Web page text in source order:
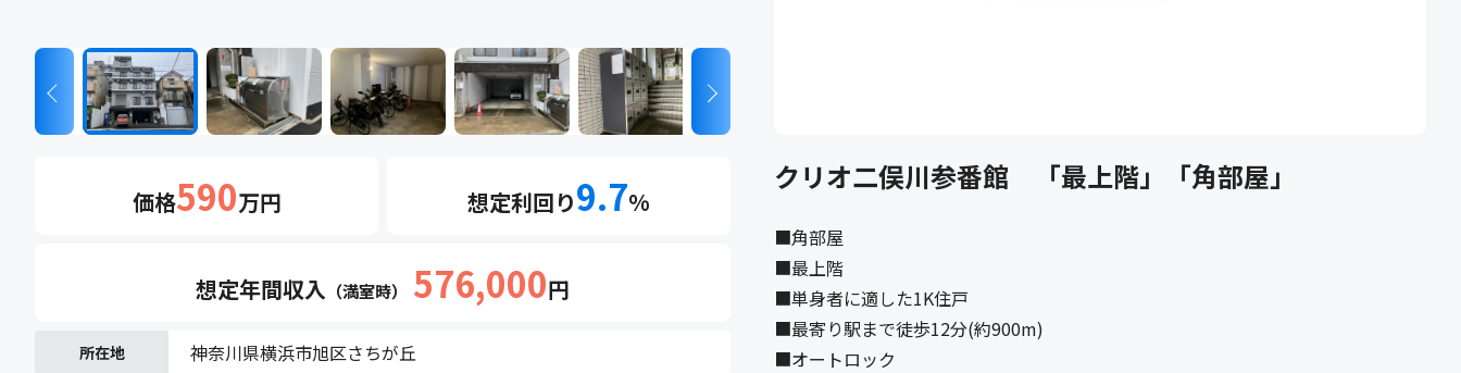
Next
価格590万円 想定利回り9.7%
想定年間収入 （満室時） 576,000円
所在地 神奈川県横浜市旭区さちが丘
クリオ二俣川参番館 「最上階」「角部屋」
■角部屋
■最上階
■単身者に適した1K住戸
■最寄り駅まで徒歩12分(約900m)
■オートロック